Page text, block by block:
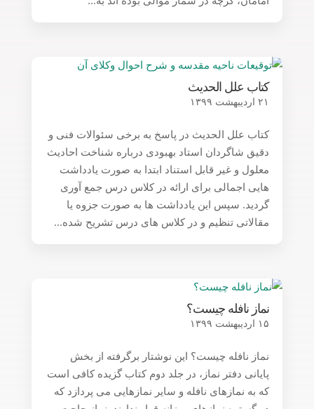
کتاب علل الحدیث
۲۱ اردیبهشت ۱۳۹۹
کتاب علل الحدیث در پاسخ به برخی سئوالات فنی و
دقیق شاگردان استاد بهبودی درباره شناخت احادیث
معلول و غیر قابل استناد ابتدا به صورت یادداشت
هایی اجمالی برای ارائه در کلاس درس جمع آوری
گردید. سپس این یادداشت ها به صورت جزوه یا
مقالاتی تنظیم و در کلاس های درس تشریح شده...
نماز نافله چیست؟
۱۵ اردیبهشت ۱۳۹۹
نماز نافله چیست؟ این نوشتار برگرفته از بخش
پایانی دفتر نماز، در جلد دوم کتاب گزیده کافی است
که به نمازهای نافله و سایر نمازهایی می پردازد که